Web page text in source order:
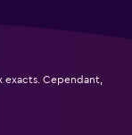
exacts. Cependant,